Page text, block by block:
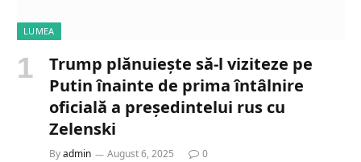
LUMEA
Trump plănuiește să-l viziteze pe
Putin înainte de prima întâlnire
oficială a președintelui rus cu
Zelenski
Byadmin August 6, 2025 0